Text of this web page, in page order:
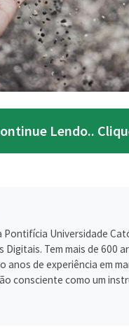
Lendo..
Universidade
Digitais. Tem mais de 600
anos de experiência em
consciente como um